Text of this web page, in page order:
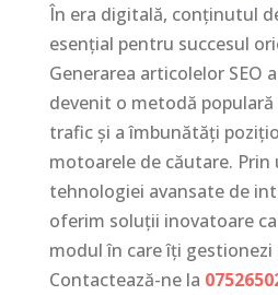
În era digitală, conținutul
esențial pentru succesul
Generarea articolelor SEO
devenit o metodă
trafic și a îmbunătăți
motoarele de căutare. Prin
tehnologiei avansate de
oferim soluții inovatoare
modul în care îți gestionezi
Contactează-ne la